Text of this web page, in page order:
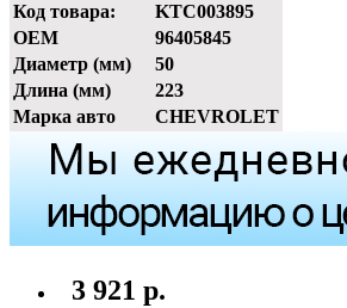
Код товара:
KTC003895
OEM
96405845
Диаметр (мм)
50
Длина (мм)
223
Марка авто
CHEVROLET
3 921 р.